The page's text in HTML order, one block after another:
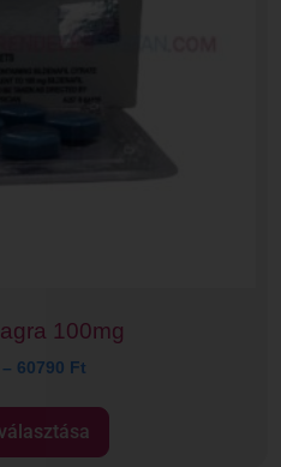
100mg
– 60790 Ft